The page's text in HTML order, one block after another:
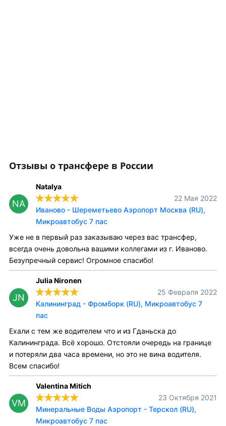
Отзывы о трансфере в России
NA
Natalya
22 Мая 2022
Иваново - Шереметьево Аэропорт Москва (RU),
Микроавтобус 7 пас
Уже не в первый раз заказываю через вас трансфер,
всегда очень довольна вашими коллегами из г. Иваново.
Безупречный сервис! Огромное спасибо!
JN
Julia Nironen
25 Февраля 2022
Калининград - Фромборк (RU), Микроавтобус 7
пас
Ехали с тем же водителем что и из Гданьска до
Калининграда. Всё хорошо. Отстояли очередь на границе
и потеряли два часа времени, но это не вина водителя.
Всем спасибо!
VM
Valentina Mitich
23 Октября 2021
Минеральные Воды Аэропорт - Терскол (RU),
Микроавтобус 7 пас